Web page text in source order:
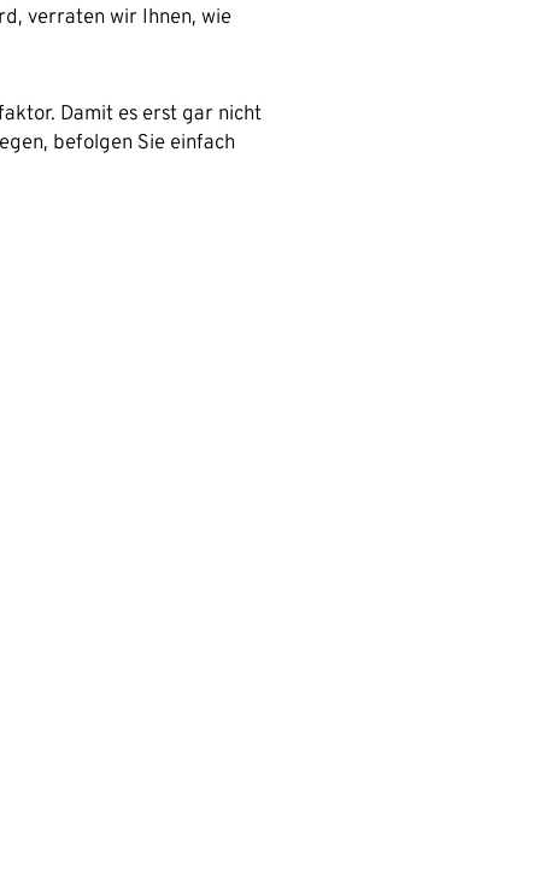
verraten wir Ihnen, wie
Damit es erst gar nicht
befolgen Sie einfach